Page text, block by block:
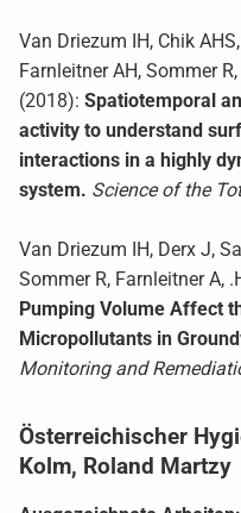
Van Driezum IH, Chik
Farnleitner AH, Sommer
(2018): Spatiotemporal
activity to understand
interactions in a highly
system. Science of the
Van Driezum IH, Derx J,
Sommer R, Farnleitner A,
Pumping Volume Affect
Micropollutants in
Monitoring and
Österreichischer
Kolm, Roland Martzy